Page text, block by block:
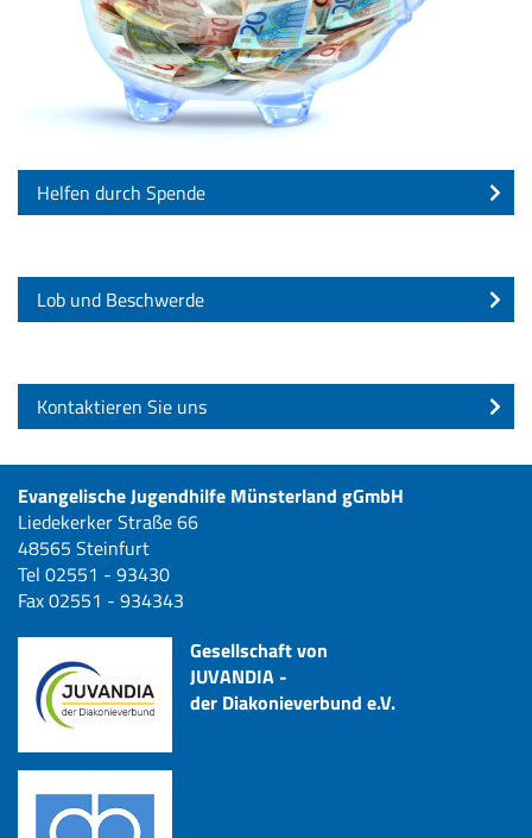
Helfen durch Spende
Lob und Beschwerde
Kontaktieren Sie uns
Evangelische Jugendhilfe Münsterland gGmbH
Liedekerker Straße 66
48565 Steinfurt
Tel 02551 - 93430
Fax 02551 - 934343
Gesellschaft von
JUVANDIA -
der Diakonieverbund e.V.